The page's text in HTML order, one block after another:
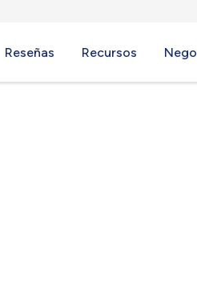
Reseñas Recursos